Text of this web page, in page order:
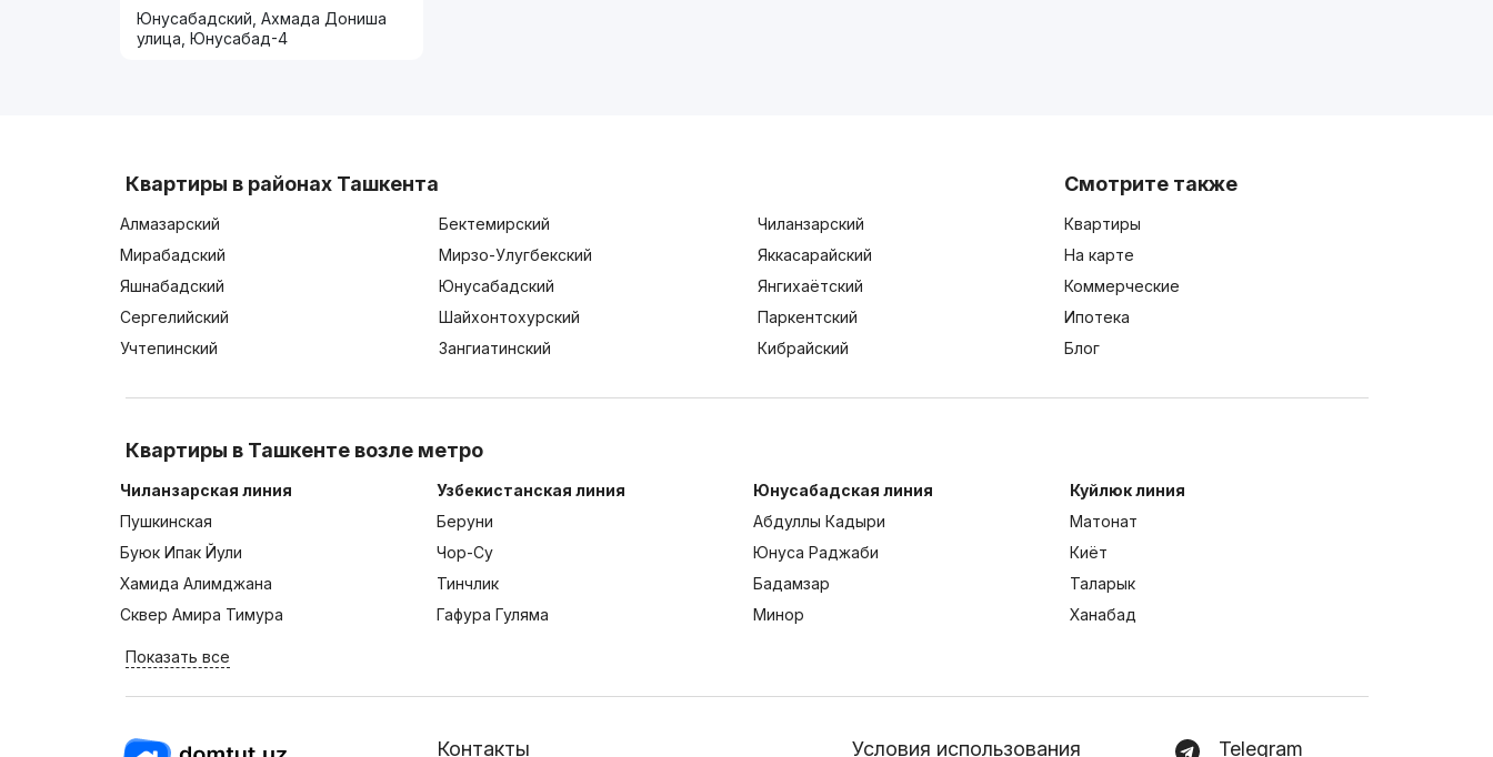
Юнусабадский, Ахмада Дониша
улица, Юнусабад-4
Квартиры в районах Ташкента
Алмазарский Бектемирский
Чиланзарский
Мирабадский
Мирзо-Улугбекский
Яккасарайский
Яшнабадский
Юнусабадский
Янгихаётский
Сергелийский
Шайхонтохурский
Паркентский
Учтепинский
Зангиатинский Кибрайский
Смотрите также
Квартиры
На карте
Коммерческие
Ипотека
Блог
Квартиры в Ташкенте возле метро
Чиланзарская линия
Пушкинская
Буюк Ипак Йули
Хамида Алимджана
Сквер Амира Тимура
Узбекистанская линия
Беруни
Чор-Су
Тинчлик
Гафура Гуляма
Юнусабадская линия
Абдуллы Кадыри
Юнуса Раджаби
Бадамзар
Минор
Куйлюк линия
Матонат
Киёт
Таларык
Ханабад
Показать все
Контакты Условия использования Telegram